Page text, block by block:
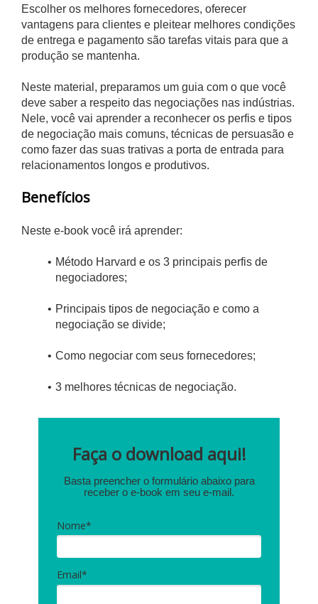
Escolher os melhores fornecedores, oferecer
vantagens para clientes e pleitear melhores condições
de entrega e pagamento são tarefas vitais para que a
produção se mantenha.
Neste material, preparamos um guia com o que você
deve saber a respeito das negociações nas indústrias.
Nele, você vai aprender a reconhecer os perfis e tipos
de negociação mais comuns, técnicas de persuasão e
como fazer das suas trativas a porta de entrada para
relacionamentos longos e produtivos.
Benefícios
Neste e-book você irá aprender:
Método Harvard e os 3 principais perfis de
negociadores;
Principais tipos de negociação e como a
negociação se divide;
Como negociar com seus fornecedores;
3 melhores técnicas de negociação.
Faça o download aqui!
Basta preencher o formulário abaixo para
receber o e-book em seu e-mail.
Nome*
Email*